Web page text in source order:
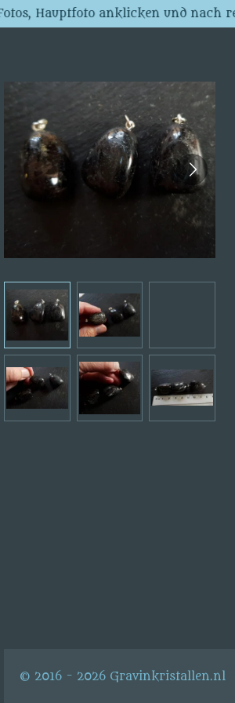
Hauptfoto anklicken und nach
© 2016 - 2026 Gravinkristallen.nl